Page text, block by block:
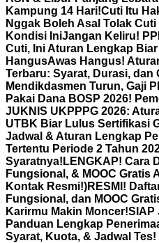
Kampung 14 Hari!Cuti Itu
Nggak Boleh Asal Tolak
Kondisi IniJangan Keliru!
Cuti, Ini Aturan Lengkap
HangusAwas Hangus!
Terbaru: Syarat, Durasi, dan
Mendikdasmen Turun, Gaji
Pakai Dana BOSP 2026!
JUKNIS UKPPPG 2026:
UTBK Biar Lulus Sertifikasi
Jadwal & Aturan Lengkap
Tertentu Periode 2 Tahun
Syaratnya! LENGKAP! Cara
Fungsional, & MOOC Gratis
Kontak Resmi!)RESMI!
Fungsional, dan MOOC
Karirmu Makin Moncer!SIAP
Panduan Lengkap
Syarat, Kuota, & Jadwal Tes!